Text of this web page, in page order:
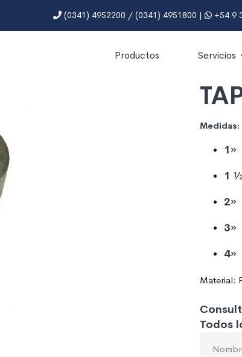
(0341) 4952200 / (0341) 4951800 | +54 9
Productos Servicios
Medidas:
1
2»
3»
4»
Material:
Todos